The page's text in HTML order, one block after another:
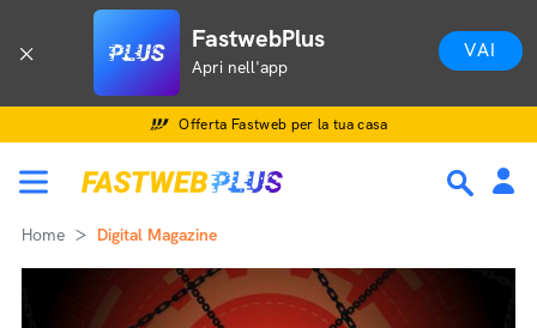
FastwebPlus
Apri nell'app
VAI
Offerta Fastweb per la tua casa
Home Digital Magazine